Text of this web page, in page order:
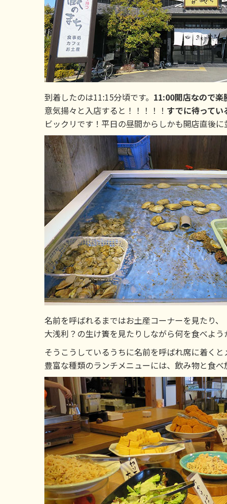
到着したのは11:15分頃です。 11:00開店なので楽
意気揚々と入店すると！！！！！ すでに待ってい
ビックリです！平日の昼間からしかも開店直後に
名前を呼ばれるまではお土産コーナーを見たり、
大浅利？の生け簀を見たりしながら何を食べよう
そうこうしているうちに名前を呼ばれ席に着くと
豊富な種類のランチメニューには、飲み物と食べ